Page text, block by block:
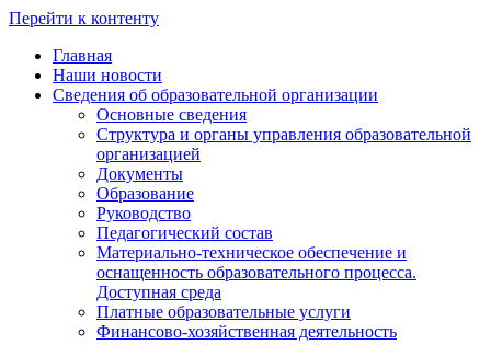
Перейти к контенту
Главная
Наши новости
Сведения об образовательной организации
Основные сведения
Структура и органы управления образовательной
организацией
Документы
Образование
Руководство
Педагогический состав
Материально-техническое обеспечение и
оснащенность образовательного процесса.
Доступная среда
Платные образовательные услуги
Финансово-хозяйственная деятельность